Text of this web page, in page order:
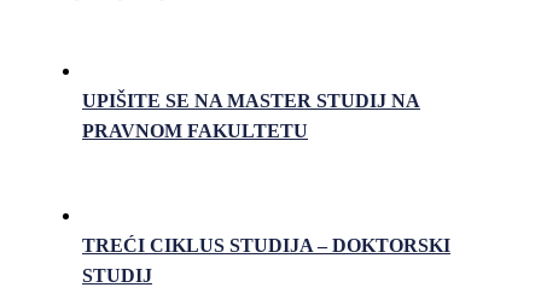
UPIŠITE SE NA MASTER STUDIJ NA
PRAVNOM FAKULTETU
TREĆI CIKLUS STUDIJA – DOKTORSKI
STUDIJ